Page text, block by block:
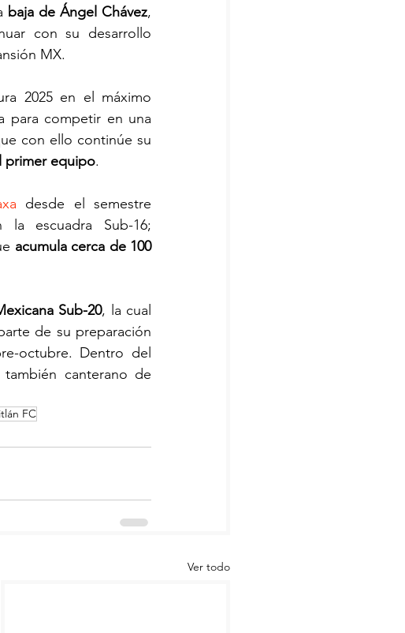
baja de Ángel Chávez,
con su desarrollo
MX.
2025 en el máximo
para competir en una
con ello continúe su
primer equipo.
desde el semestre
escuadra Sub-16;
acumula cerca de 100
Sub-20, la cual
de su preparación
octubre. Dentro del
canterano de
FC
Ver todo